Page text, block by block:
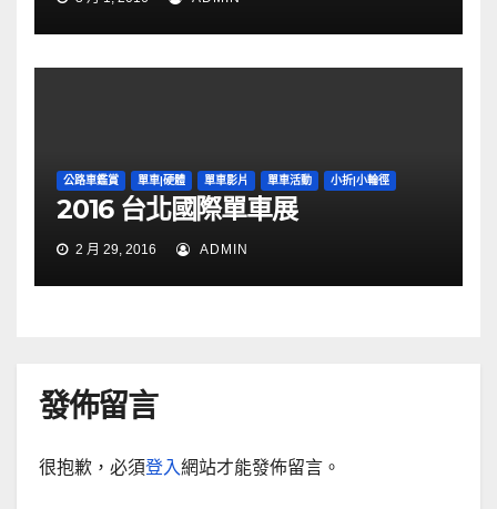
公路車鑑賞 單車|硬體 單車影片 單車活動 小折|小輪徑
2016 台北國際單車展
2 月 29, 2016 ADMIN
發佈留言
很抱歉，必須登入網站才能發佈留言。